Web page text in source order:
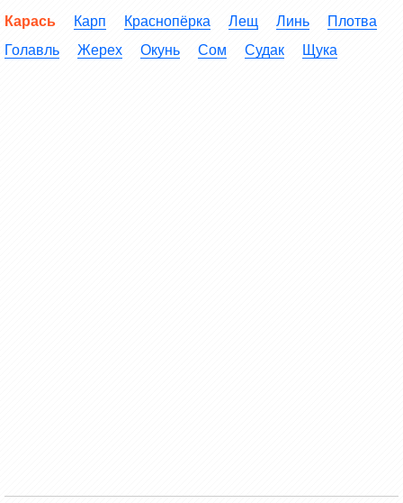
Карась Карп Краснопёрка Лещ Линь
Плотва
Голавль
Жерех Окунь Сом Судак Щука